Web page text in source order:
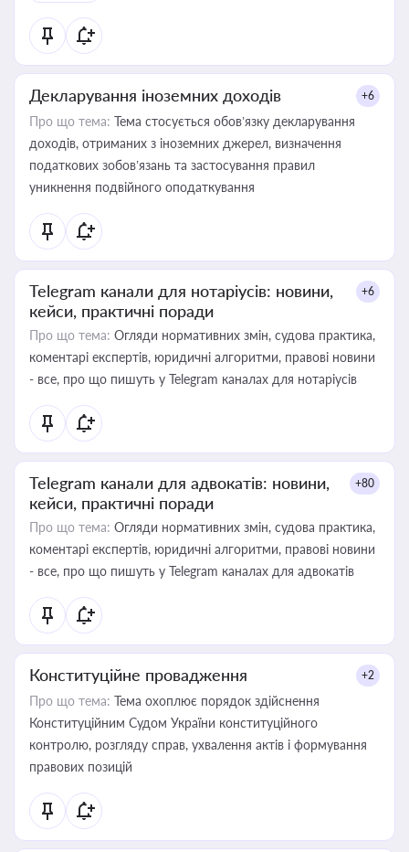
Декларування іноземних доходів +6
Про що тема: Тема стосується обов’язку декларування
доходів, отриманих з іноземних джерел, визначення
податкових зобов’язань та застосування правил
уникнення подвійного оподаткування
Telegram канали для нотаріусів: новини,
кейси, практичні поради
+6
Про що тема: Огляди нормативних змін, судова практика,
коментарі експертів, юридичні алгоритми, правові новини
- все, про що пишуть у Telegram каналах для нотаріусів
Telegram канали для адвокатів: новини,
кейси, практичні поради
+80
Про що тема: Огляди нормативних змін, судова практика,
коментарі експертів, юридичні алгоритми, правові новини
- все, про що пишуть у Telegram каналах для адвокатів
Конституційне провадження +2
Про що тема: Тема охоплює порядок здійснення
Конституційним Судом України конституційного
контролю, розгляду справ, ухвалення актів і формування
правових позицій